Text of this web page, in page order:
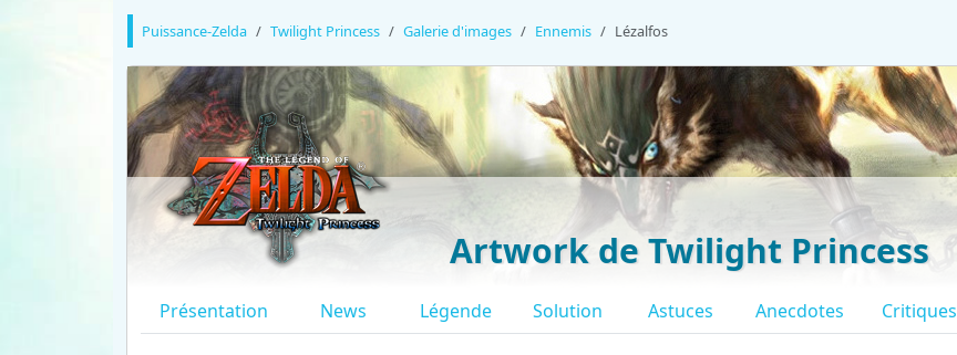
Puissance-Zelda Twilight Princess Galerie d'images Ennemis Lézalfos
Artwork de Twilight Princess
Présentation News Légende Solution Astuces Anecdotes Critiques